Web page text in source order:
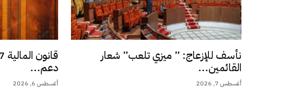
نأسف للإزعاج: ” ميزي تلعب” شعار
القائمين...
أغسطس 7, 2026
دعم...
أغسطس 6, 2026